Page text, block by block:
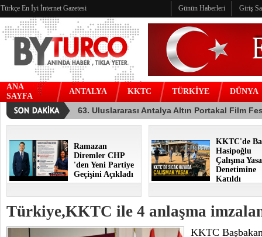
Türkçe En İyi İnternet Gazetesi Günün Haberleri Giriş
ANA
SAYFA
ANTALYA KKTC TÜRKİYE DÜNYA
Ramazan
Diremler CHP
'den Yeni Partiye
Geçişini Açıkladı
KKTC'de
Hasipoğlu
Çalışma
Denetimine
Katıldı
Türkiye,KKTC ile 4 anlaşma
KKTC